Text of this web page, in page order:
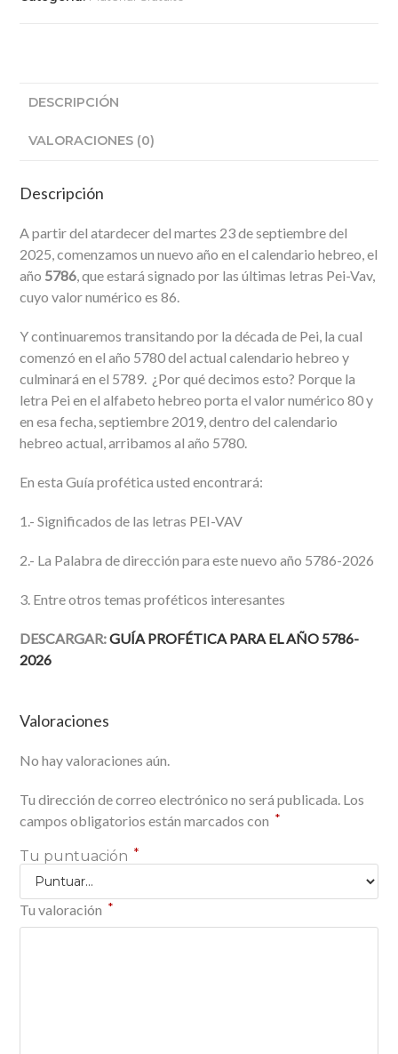
DESCRIPCIÓN
VALORACIONES (0)
Descripción
A partir del atardecer del martes 23 de septiembre del
2025, comenzamos un nuevo año en el calendario hebreo, el
año 5786, que estará signado por las últimas letras Pei-Vav,
cuyo valor numérico es 86.
Y continuaremos transitando por la década de Pei, la cual
comenzó en el año 5780 del actual calendario hebreo y
culminará en el 5789. ¿Por qué decimos esto? Porque la
letra Pei en el alfabeto hebreo porta el valor numérico 80 y
en esa fecha, septiembre 2019, dentro del calendario
hebreo actual, arribamos al año 5780.
En esta Guía profética usted encontrará:
1.- Significados de las letras PEI-VAV
2.- La Palabra de dirección para este nuevo año 5786-2026
3. Entre otros temas proféticos interesantes
DESCARGAR:GUÍA PROFÉTICA PARA EL AÑO 5786-
2026
Valoraciones
No hay valoraciones aún.
Tu dirección de correo electrónico no será publicada. Los
campos obligatorios están marcados con *
Tu puntuación *
Tu valoración *